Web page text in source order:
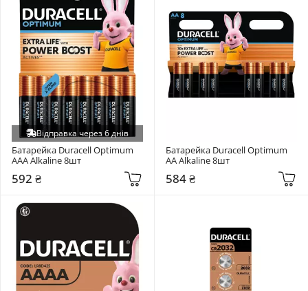
Відправка через 6 днів
Батарейка Duracell Optimum
AAA Alkaline 8шт
592 ₴
Батарейка Duracell Optimum
AA Alkaline 8шт
584 ₴